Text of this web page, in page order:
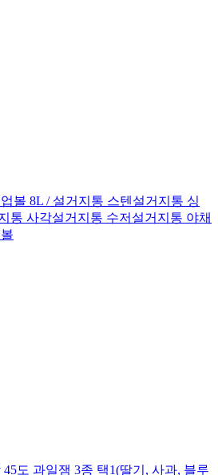
볼 8L / 설거지통 스텐설거지통 싱
통 사각설거지통 수저설거지통 야채